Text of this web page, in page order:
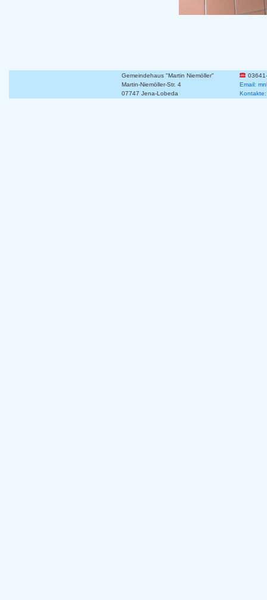
Gemeindehaus "Martin Niemöller"
Martin-Niemöller-Str. 4
Email:
07747 Jena-Lobeda